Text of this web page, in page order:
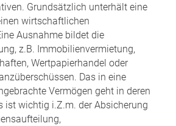
Grundsätzlich unterhält eine
wirtschaftlichen
Ausnahme bildet die
z.B. Immobilienvermietung,
Wertpapierhandel oder
Das in eine
Vermögen geht in deren
ist wichtig i.Z.m. der Absicherung